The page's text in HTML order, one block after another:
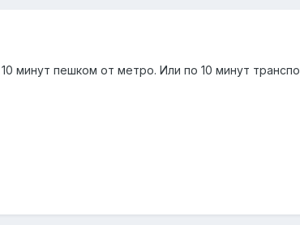
минут пешком от метро. Или по 10 минут